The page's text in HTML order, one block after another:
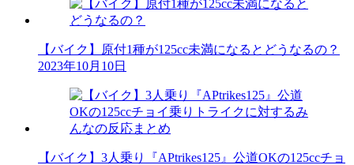
【バイク】原付1種が125cc未満になるとどうなるの？
2023年10月10日
【バイク】3人乗り『APtrikes125』公道OKの125ccチョ